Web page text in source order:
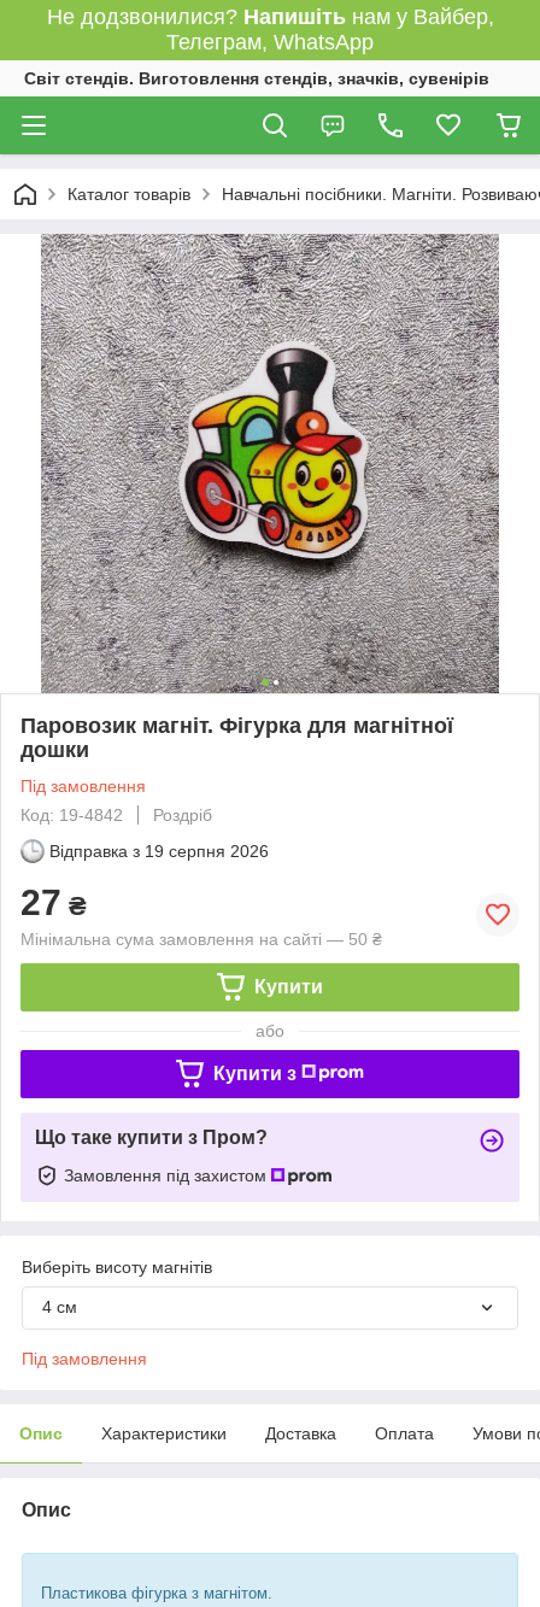
Не додзвонилися? Напишітьнам у Вайбер,
Телеграм, WhatsApp
Світ стендів. Виготовлення стендів, значків, сувенірів
Каталог товарів Навчальні посібники. Магніти.
Паровозик магніт. Фігурка для магнітної
дошки
Під замовлення
Код: 19-4842
Роздріб
Відправка з 19 серпня 2026
27 ₴
Мінімальна сума замовлення на сайті — 50 ₴
Купити
або
Купити з
Що таке купити з Пром?
Замовлення під захистом
Виберіть висоту магнітів
4 см
Під замовлення
Опис Характеристики Доставка Оплата Умови
Опис
Пластикова фігурка з магнітом.